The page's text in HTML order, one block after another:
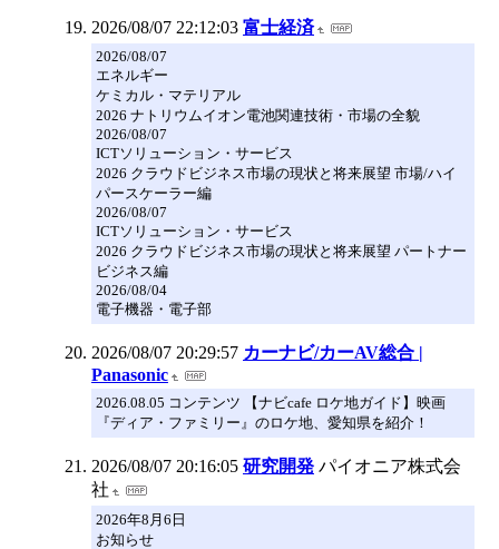
2026/08/07 22:12:03 富士経済
2026/08/07
エネルギー
ケミカル・マテリアル
2026 ナトリウムイオン電池関連技術・市場の全貌
2026/08/07
ICTソリューション・サービス
2026 クラウドビジネス市場の現状と将来展望 市場/ハイ
パースケーラー編
2026/08/07
ICTソリューション・サービス
2026 クラウドビジネス市場の現状と将来展望 パートナー
ビジネス編
2026/08/04
電子機器・電子部
2026/08/07 20:29:57 カーナビ/カーAV総合 |
Panasonic
2026.08.05 コンテンツ 【ナビcafe ロケ地ガイド】映画
『ディア・ファミリー』のロケ地、愛知県を紹介！
2026/08/07 20:16:05 研究開発 パイオニア株式会
社
2026年8月6日
お知らせ